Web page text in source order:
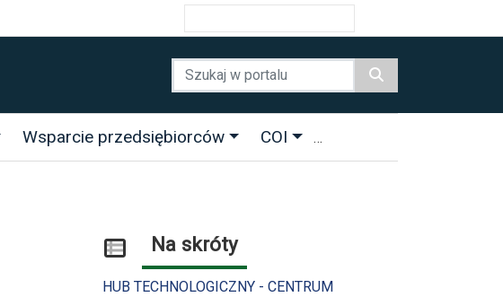
Wsparcie przedsiębiorców COI
Na skróty
HUB TECHNOLOGICZNY - CENTRUM